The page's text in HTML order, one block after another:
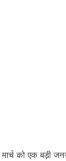
मार्च को एक बड़ी